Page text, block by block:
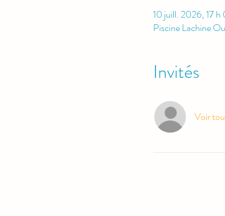
10 juill. 2026, 17
Piscine Lachine
Invités
Voir